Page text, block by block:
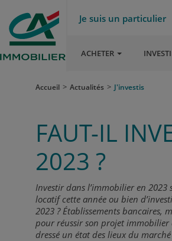
Je suis un particulier
ACHETER
Accueil Actualités J'investis
FAUT-IL
2023 ?
Investir dans l’immobilier en
locatif cette année ou bien
2023 ? Établissements bancaires,
pour réussir son projet immobilier
dressé un état des lieux du marché